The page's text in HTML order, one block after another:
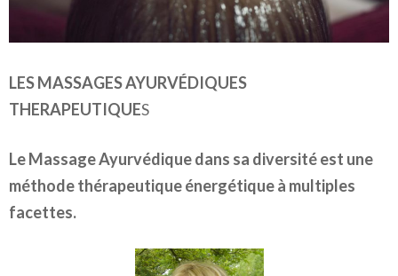
LES MASSAGES AYURVÉDIQUES
THERAPEUTIQUES
Le Massage Ayurvédique dans sa diversité est une
méthode thérapeutique énergétique à multiples
facettes.